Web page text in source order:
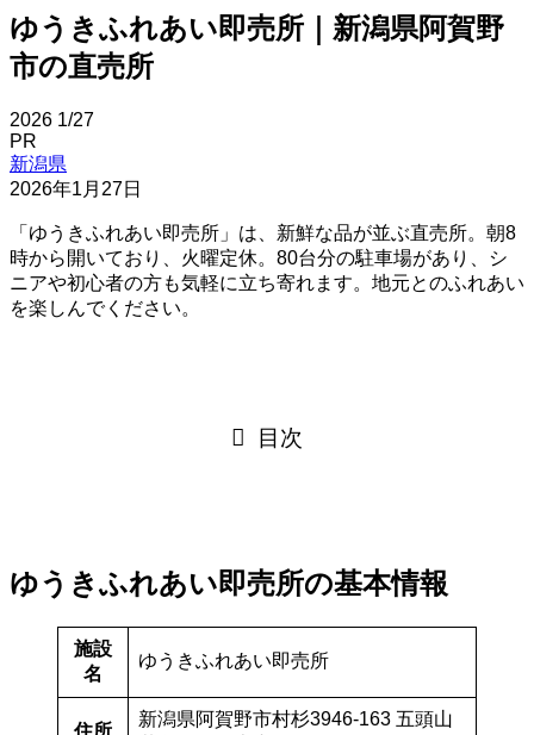
ゆうきふれあい即売所｜新潟県阿賀野
市の直売所
2026 1/27
PR
新潟県
2026年1月27日
「ゆうきふれあい即売所」は、新鮮な品が並ぶ直売所。朝8
時から開いており、火曜定休。80台分の駐車場があり、シ
ニアや初心者の方も気軽に立ち寄れます。地元とのふれあい
を楽しんでください。
目次
ゆうきふれあい即売所の基本情報
施設
名
ゆうきふれあい即売所
住所
新潟県阿賀野市村杉3946-163 五頭山